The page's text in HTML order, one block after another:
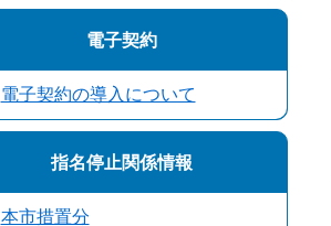
電子契約
電子契約の導入について
指名停止関係情報
本市措置分